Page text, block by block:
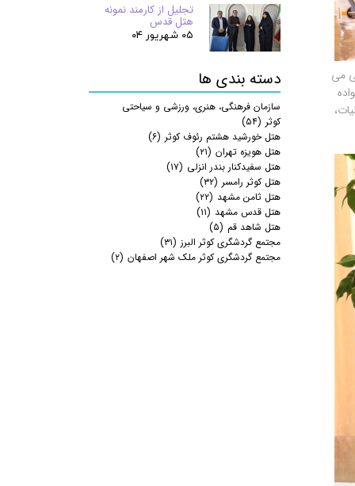
می
تجلیل از کارمند نمونه
هتل قدس
۰۵ شهریور ۰۴
دسته بندی ها
سازمان فرهنگی، هنری، ورزشی و سیاحتی
کوثر (۵۴)
هتل خورشید هشتم رئوف کوثر (۶)
هتل هویزه تهران (۲۱)
هتل سفیدکنار بندر انزلی (۱۷)
هتل کوثر رامسر (۳۲)
هتل ثامن مشهد (۲۲)
هتل قدس مشهد (۱۱)
هتل شاهد قم (۵)
مجتمع گردشگری کوثر البرز (۳۱)
مجتمع گردشگری کوثر ملک شهر اصفهان (۲)